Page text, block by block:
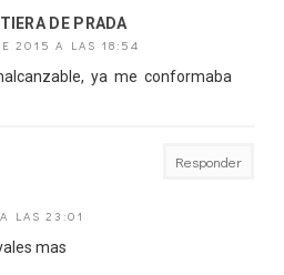
DE PRADA
2015 A LAS 18:54
ya me conformaba
Responder
LAS 23:01
mas